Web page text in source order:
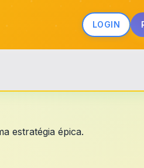
LOGIN
estratégia épica.